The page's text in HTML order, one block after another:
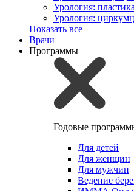
Урология:
Урология:
Показать все
Врачи
Программы
Годовые
Для детей
Для женщин
Для мужчин
Ведение